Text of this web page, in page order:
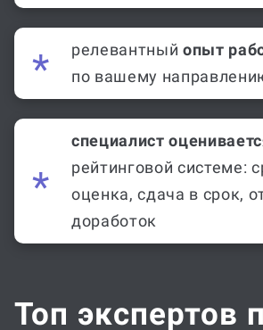
релевантный опыт
по вашему
специалист
рейтинговой системе:
оценка, сдача в срок,
доработок
Топ экспертов